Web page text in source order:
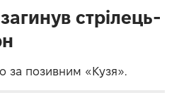
стрілець-
за позивним «Кузя».